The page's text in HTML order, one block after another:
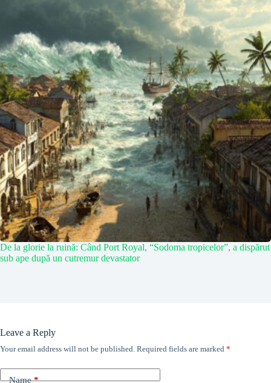
De la glorie la ruină: Când Port Royal, “Sodoma tropicelor”, a dispărut
sub ape după un cutremur devastator
Leave a Reply
Your email address will not be published. Required fields are marked *
Name*